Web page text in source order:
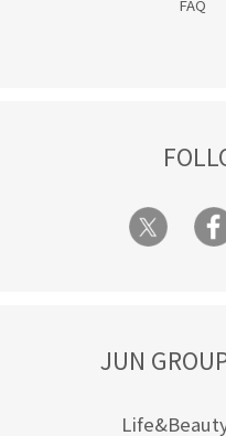
FAQ
JUN